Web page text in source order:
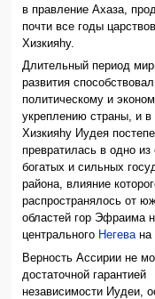
в правление Ахаза,
почти все годы
Хизкияhу.
Длительный период
развития способствовал
политическому и
укреплению страны, и в
Хизкияhу Иудея
превратилась в одно
богатых и сильных
района, влияние
распространялось от
областей гор Эфраима
центрального Негевана
Верность Ассирии не
достаточной гарантией
независимости Иудеи,